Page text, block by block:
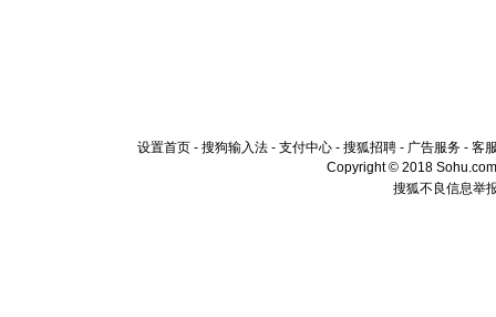
设置首页 - 搜狗输入法 - 支付中心 - 搜狐招聘 - 广告服务 - 客
Copyright © 2018
搜狐不良信息举